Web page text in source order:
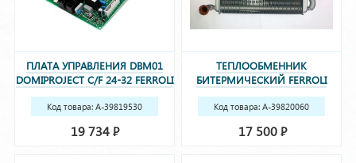
ПЛАТА УПРАВЛЕНИЯ DBM01
DOMIPROJECT C/F 24-32 FERROLI
39819530 (36507990)
Код товара: A-39819530
19 734Р
ТЕПЛООБМЕННИК
БИТЕРМИЧЕСКИЙ FERROLI
39820060
Код товара: A-39820060
17 500 Р